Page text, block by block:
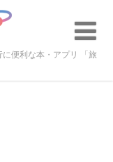
便利な本・アプリ 「旅